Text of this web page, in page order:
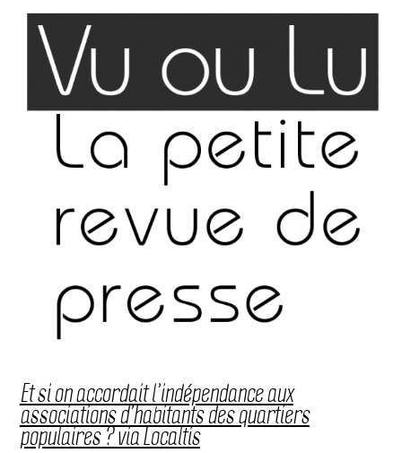
Et si on accordait l’indépendance aux
associations d’habitants des quartiers
populaires ? via Localtis